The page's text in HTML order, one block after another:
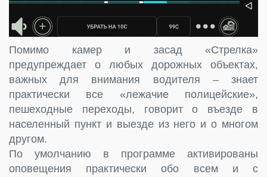
Помимо камер и засад «Стрелка»
предупреждает о любых дорожных объектах,
важных для внимания водителя – знает
практически все «лежачие полицейские»,
пешеходные переходы, говорит о въезде в
населенный пункт и выезде из него и о многом
другом.
По умолчанию в программе активированы
оповещения практически обо всем и с